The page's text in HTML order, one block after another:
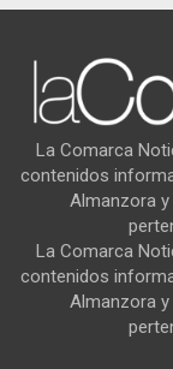
La Comarca
contenidos
Almanzora y
La Comarca
contenidos
Almanzora y